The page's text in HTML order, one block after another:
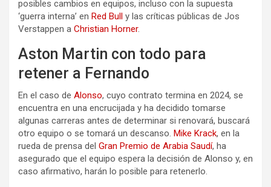
posibles cambios en equipos, incluso con la supuesta
‘guerra interna’ en Red Bull
y las críticas públicas de Jos
Verstappen a Christian Horner.
Aston Martin con todo para
retener a Fernando
En el caso de Alonso, cuyo contrato termina en 2024, se
encuentra en una encrucijada y ha decidido tomarse
algunas carreras antes de determinar si renovará, buscará
otro equipo o se tomará un descanso. Mike Krack, en la
rueda de prensa del Gran Premio de Arabia Saudí, ha
asegurado que el equipo espera la decisión de Alonso y, en
caso afirmativo, harán lo posible para retenerlo.